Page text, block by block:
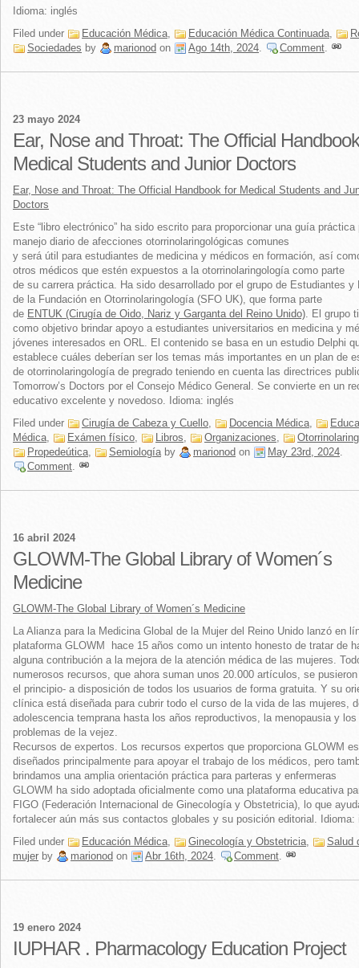
Idioma: inglés
Filed under
Educación Médica, Educación Médica Continuada,
Sociedades by marionod on Ago 14th, 2024. Comment.
23 mayo 2024
Ear, Nose and Throat: The Official
Medical Students and Junior Doctors
Ear, Nose and Throat: The Official Handbook for Medical Students and
Doctors
Este “libro electrónico” ha sido escrito para proporcionar una guía práctica
manejo diario de afecciones otorrinolaringológicas comunes
y será útil para estudiantes de medicina y médicos en formación, así
otros médicos que estén expuestos a la otorrinolaringología como parte
de su carrera práctica. Ha sido desarrollado por el grupo de Estudiantes y
de la Fundación en Otorrinolaringología (SFO UK), que forma parte
de ENTUK (Cirugía de Oido, Nariz y Garganta del Reino Unido). El grupo
como objetivo brindar apoyo a estudiantes universitarios en medicina y
jóvenes interesados ​​en ORL. El contenido se basa en un estudio Delphi
establece cuáles deberían ser los temas más importantes en un plan de
de otorrinolaringología de pregrado teniendo en cuenta las directrices
Tomorrow’s Doctors por el Consejo Médico General. Se convierte en un
educativo excelente y novedoso. Idioma: inglés
Filed under
Cirugía de Cabeza y Cuello, Docencia Médica,
Médica, Exámen físico, Libros, Organizaciones,
Propedeútica, Semiologíaby marionod on May 23rd, 2024.
Comment.
16 abril 2024
GLOWM-The Global Library of Women´s
Medicine
GLOWM-The Global Library of Women´s Medicine
La Alianza para la Medicina Global de la Mujer del Reino Unido lanzó en
plataforma GLOWM hace 15 años como un intento honesto de tratar de
alguna contribución a la mejora de la atención médica de las mujeres.
numerosos recursos, que ahora suman unos 20.000 artículos, se
el principio- a disposición de todos los usuarios de forma gratuita. Y su
clínica está diseñada para cubrir todo el curso de la vida de las mujeres,
adolescencia temprana hasta los años reproductivos, la menopausia y los
problemas de la vejez.
Recursos de expertos. Los recursos expertos que proporciona GLOWM
diseñados principalmente para apoyar el trabajo de los médicos, pero
brindamos una amplia orientación práctica para parteras y enfermeras
GLOWM ha sido adoptada oficialmente como una plataforma educativa
FIGO (Federación Internacional de Ginecología y Obstetricia), lo que
fortalecer aún más sus contactos globales y su posición editorial. Idioma:
Filed under
Educación Médica, Ginecología y Obstetricia,
Salud
mujer by marionod on Abr 16th, 2024. Comment.
19 enero 2024
IUPHAR . Pharmacology Education Project